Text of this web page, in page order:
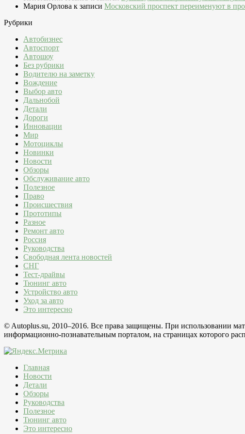
Мария Орлова к записи Московский проспект переименуют в
Рубрики
Автобизнес
Автоспорт
Автошоу
Без рубрики
Водителю на заметку
Вождение
Выбор авто
Дальнобой
Детали
Дороги
Инновации
Мир
Мотоциклы
Новинки
Новости
Обзоры
Обслуживание авто
Полезное
Право
Происшествия
Прототипы
Разное
Ремонт авто
Россия
Руководства
Свободная лента новостей
СНГ
Тест-драйвы
Тюнинг авто
Устройство авто
Уход за авто
Это интересно
© Autoplus.su, 2010–2016. Все права защищены. При использовании
информационно-познавательным порталом, на страницах которого
Главная
Новости
Детали
Обзоры
Руководства
Полезное
Тюнинг авто
Это интересно